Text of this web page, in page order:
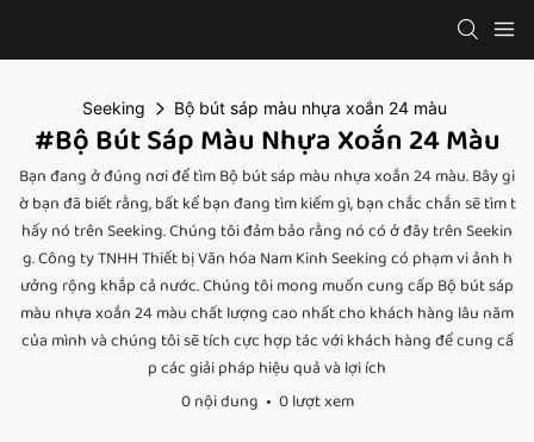
Seeking Bộ bút sáp màu nhựa xoắn 24 màu
#Bộ Bút Sáp Màu Nhựa Xoắn 24 Màu
Bạn đang ở đúng nơi để tìm Bộ bút sáp màu nhựa xoắn 24 màu. Bây gi
ờ bạn đã biết rằng, bất kể bạn đang tìm kiếm gì, bạn chắc chắn sẽ tìm t
hấy nó trên Seeking. Chúng tôi đảm bảo rằng nó có ở đây trên Seekin
g. Công ty TNHH Thiết bị Văn hóa Nam Kinh Seeking có phạm vi ảnh h
ưởng rộng khắp cả nước. Chúng tôi mong muốn cung cấp Bộ bút sáp
màu nhựa xoắn 24 màu chất lượng cao nhất cho khách hàng lâu năm
của mình và chúng tôi sẽ tích cực hợp tác với khách hàng để cung cấ
p các giải pháp hiệu quả và lợi ích
0 nội dung
0 lượt xem